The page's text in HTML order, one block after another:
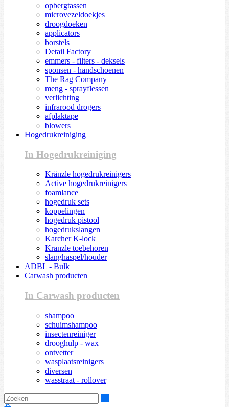
opbergtassen
microvezeldoekjes
droogdoeken
applicators
borstels
Detail Factory
emmers - filters - deksels
sponsen - handschoenen
The Rag Company
meng - sprayflessen
verlichting
infrarood drogers
afplaktape
blowers
Hogedrukreiniging
In Hogedrukreiniging
Kränzle hogedrukreinigers
Active hogedrukreinigers
foamlance
hogedruk sets
koppelingen
hogedruk pistool
hogedrukslangen
Karcher K-lock
Kranzle toebehoren
slanghaspel/houder
ADBL - Bulk
Carwash producten
In Carwash producten
shampoo
schuimshampoo
insectenreiniger
drooghulp - wax
ontvetter
wasplaatsreinigers
diversen
wasstraat - rollover